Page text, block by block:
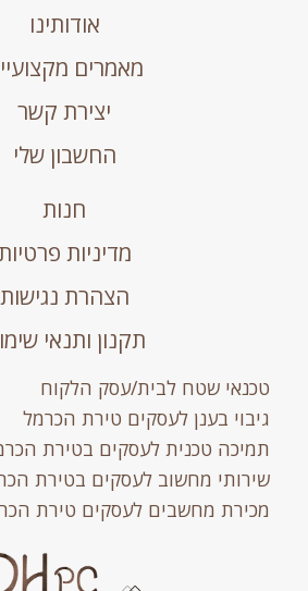
אודותינו
מאמרים
יצירת קשר
החשבון שלי
חנות
מדיניות
הצהרת נגישות
תקנון ותנאי
טכנאי שטח לבית/עסק הלקוח
גיבוי בענן לעסקים טירת הכרמל
תמיכה טכנית לעסקים בטירת
שירותי מחשוב לעסקים בטירת
מכירת מחשבים לעסקים טירת